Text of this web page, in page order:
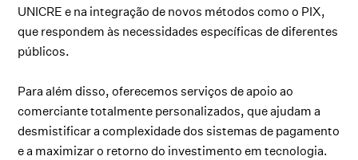
UNICRE e na integração de novos métodos como o PIX,
que respondem às necessidades específicas de diferentes
públicos.
Para além disso, oferecemos serviços de apoio ao
comerciante totalmente personalizados, que ajudam a
desmistificar a complexidade dos sistemas de pagamento
e a maximizar o retorno do investimento em tecnologia.